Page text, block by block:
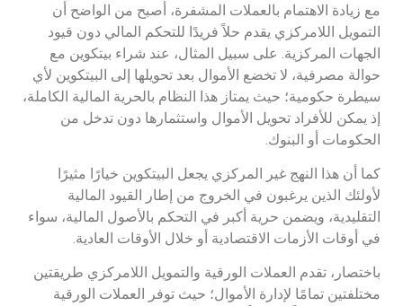
مع زيادة الاهتمام بالعملات المشفرة، أصبح من الواضح أن
التمويل اللامركزي يقدم حلاً فريدًا للتحكم المالي دون قيود
الجهات المركزية. على سبيل المثال، عند شراء بيتكوين مع
حوالة مصرفية، لا تخضع الأموال بعد تحويلها إلى البيتكوين لأي
سيطرة حكومية؛ حيث يمتاز هذا النظام بالحرية المالية الكاملة،
إذ يمكن للأفراد تحويل الأموال واستثمارها دون تدخل من
الحكومات أو البنوك.
كما أن هذا النهج غير المركزي يجعل البيتكوين خيارًا مثيرًا
لأولئك الذين يرغبون في الخروج من إطار القيود المالية
التقليدية، ويضمن حرية أكبر في التحكم بالأصول المالية، سواء
في أوقات الأزمات الاقتصادية أو خلال الأوقات العادية.
باختصار، تقدم العملات الورقية والتمويل اللامركزي طريقتين
مختلفتين تمامًا لإدارة الأموال؛ حيث توفر العملات الورقية